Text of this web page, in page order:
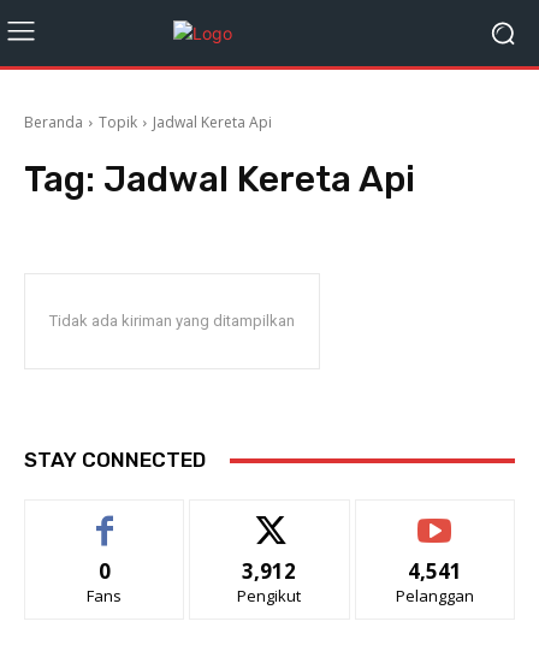
Beranda Topik Jadwal Kereta Api
Tag: Jadwal Kereta Api
Tidak ada kiriman yang ditampilkan
STAY CONNECTED
0
Fans
3,912
Pengikut
4,541
Pelanggan